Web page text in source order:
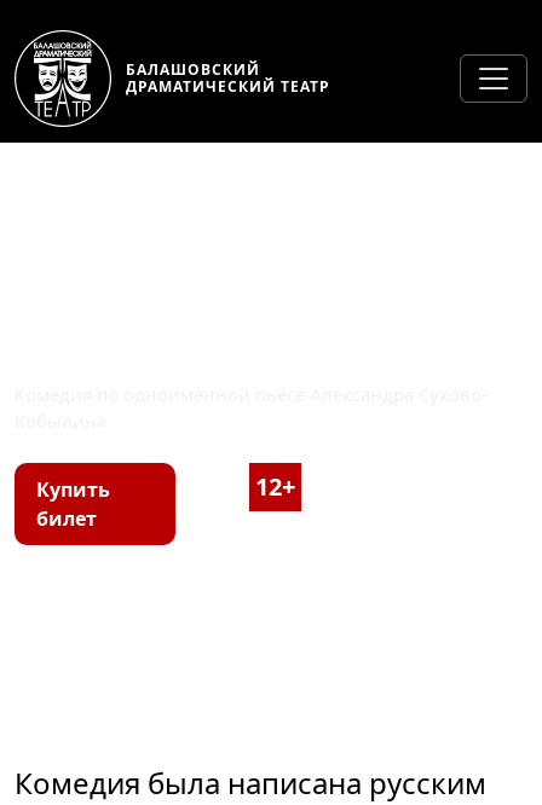
БАЛАШОВСКИЙ
ДРАМАТИЧЕСКИЙ ТЕАТР
Купить
билет
12+
Комедия была написана русским